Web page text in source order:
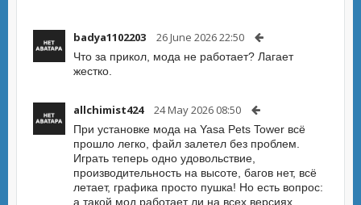
badya1102203 26 June 2026 22:50
Что за прикол, мода не работает? Лагает
жестко.
allchimist424 24 May 2026 08:50
При установке мода на Yasa Pets Tower всё
прошло легко, файл залетел без проблем.
Играть теперь одно удовольствие,
производительность на высоте, багов нет, всё
летает, графика просто пушка! Но есть вопрос:
а такой мод работает ли на всех версиях